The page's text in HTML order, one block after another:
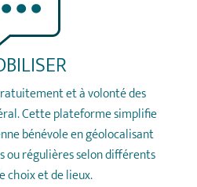
et à volonté des
Cette plateforme simplifie
bénévole en géolocalisant
ou régulières selon différents
choix et de lieux.